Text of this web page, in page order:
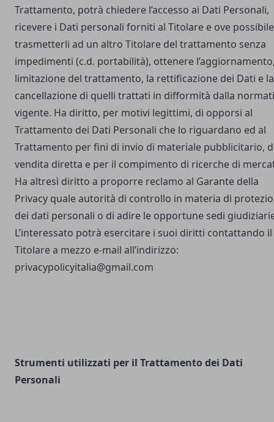
Trattamento, potrà chiedere l’accesso ai Dati Personali,
ricevere i Dati personali forniti al Titolare e ove possibile
trasmetterli ad un altro Titolare del trattamento senza
impedimenti (c.d. portabilità), ottenere
limitazione del trattamento, la rettificazione dei Dati e la
cancellazione di quelli trattati in difformità dalla
vigente. Ha diritto, per motivi legittimi, di opporsi al
Trattamento dei Dati Personali che lo riguardano ed al
Trattamento per fini di invio di materiale pubblicitario,
vendita diretta e per il compimento di ricerche di
Ha altresì diritto a proporre reclamo al Garante della
Privacy quale autorità di controllo in materia di
dei dati personali o di adire le opportune sedi
L’interessato potrà esercitare i suoi diritti contattando il
Titolare a mezzo e-mail all’indirizzo:
privacypolicyitalia@gmail.com
Strumenti utilizzati per il Trattamento dei Dati
Personali